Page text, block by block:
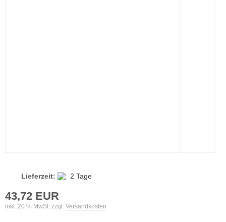
Lieferzeit: 2 Tage
43,72 EUR
inkl. 20 % MwSt. zzgl. Versandkosten